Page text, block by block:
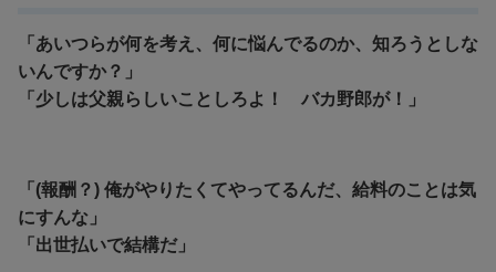
「あいつらが何を考え、何に悩んでるのか、知ろうとしな
いんですか？」
「少しは父親らしいことしろよ！ バカ野郎が！」
「(報酬？) 俺がやりたくてやってるんだ、給料のことは気
にすんな」
「出世払いで結構だ」